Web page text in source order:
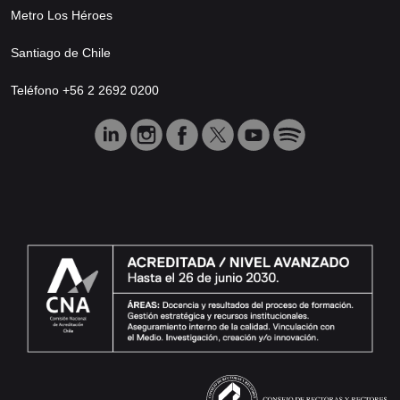
Metro Los Héroes
Santiago de Chile
Teléfono +56 2 2692 0200